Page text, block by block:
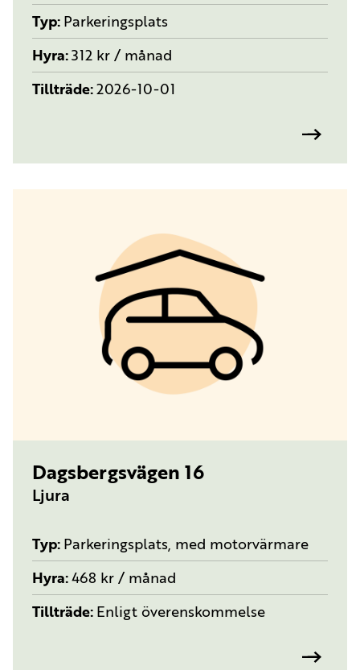
Typ Parkeringsplats
Hyra 312 kr / månad
Tillträde 2026-10-01
Dagsbergsvägen 16
Ljura
Typ Parkeringsplats, med motorvärmare
Hyra 468 kr / månad
Tillträde Enligt överenskommelse